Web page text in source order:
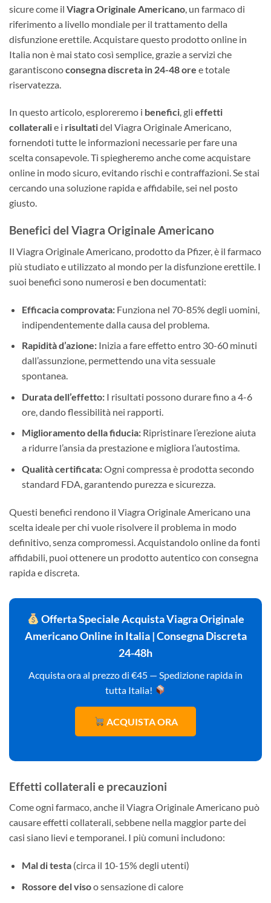
sicure come il Viagra Originale Americano , un farmaco di
riferimento a livello mondiale per il trattamento della
disfunzione erettile. Acquistare questo prodotto online in
Italia non è mai stato così semplice, grazie a servizi che
garantisconoconsegna discreta in 24-48 ore e totale
riservatezza.
In questo articolo, esploreremo i benefici, gli effetti
collateralie i risultatidel Viagra Originale Americano,
fornendoti tutte le informazioni necessarie per fare una
scelta consapevole. Ti spiegheremo anche come acquistare
online in modo sicuro, evitando rischi e contraffazioni. Se stai
cercando una soluzione rapida e affidabile, sei nel posto
giusto.
Benefici del Viagra Originale Americano
Il Viagra Originale Americano, prodotto da Pfizer, è il farmaco
più studiato e utilizzato al mondo per la disfunzione erettile. I
suoi benefici sono numerosi e ben documentati:
Efficacia comprovata:Funziona nel 70-85% degli uomini,
indipendentemente dalla causa del problema.
Rapidità d’azione:Inizia a fare effetto entro 30-60 minuti
dall’assunzione, permettendo una vita sessuale
spontanea.
Durata dell’effetto:I risultati possono durare fino a 4-6
ore, dando flessibilità nei rapporti.
Miglioramento della fiducia:Ripristinare l’erezione aiuta
a ridurre l’ansia da prestazione e migliora l’autostima.
Qualità certificata:Ogni compressa è prodotta secondo
standard FDA, garantendo purezza e sicurezza.
Questi benefici rendono il Viagra Originale Americano una
scelta ideale per chi vuole risolvere il problema in modo
definitivo, senza compromessi. Acquistandolo online da fonti
affidabili, puoi ottenere un prodotto autentico con consegna
rapida e discreta.
Offerta Speciale Acquista Viagra Originale
Americano Online in Italia | Consegna Discreta
24-48h
Acquista ora al prezzo di €45 — Spedizione rapida in
tutta Italia!
ACQUISTA ORA
Effetti collaterali e precauzioni
Come ogni farmaco, anche il Viagra Originale Americano può
causare effetti collaterali, sebbene nella maggior parte dei
casi siano lievi e temporanei. I più comuni includono:
Mal di testa(circa il 10-15% degli utenti)
Rossore del visoo sensazione di calore